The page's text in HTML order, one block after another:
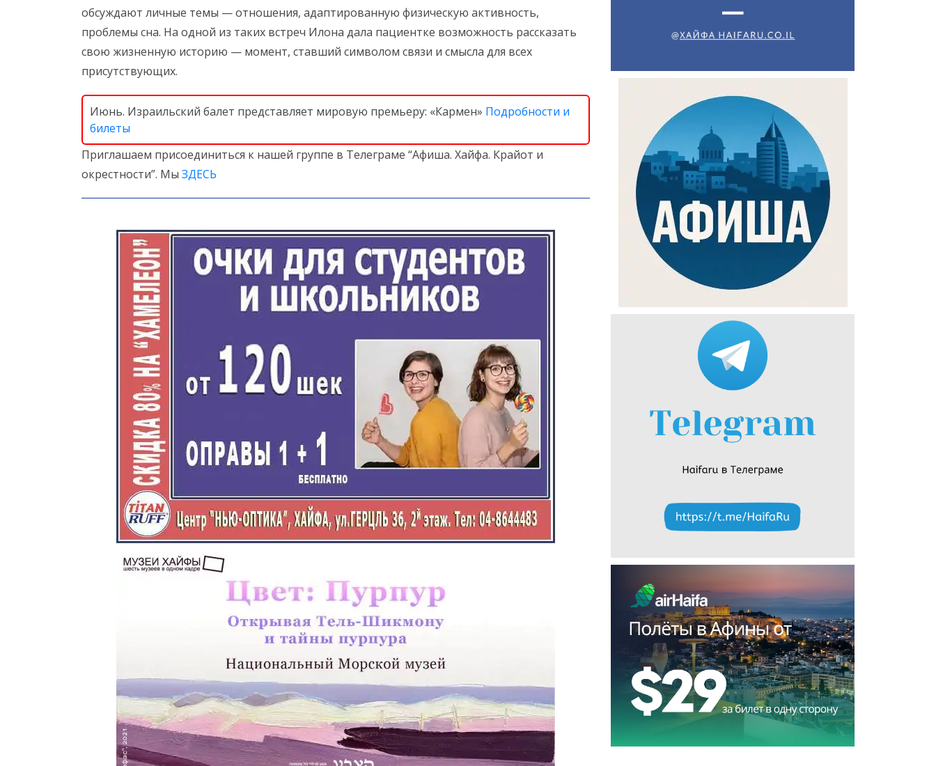
обсуждают личные темы — отношения, адаптированную физическую активность,
проблемы сна. На одной из таких встреч Илона дала пациентке возможность рассказать
свою жизненную историю — момент, ставший символом связи и смысла для всех
присутствующих.
Июнь. Израильский балет представляет мировую премьеру: «Кармен» Подробности и
билеты
Приглашаем присоединиться к нашей группе в Телеграме “Афиша. Хайфа. Крайот и
окрестности”. Мы ЗДЕСЬ